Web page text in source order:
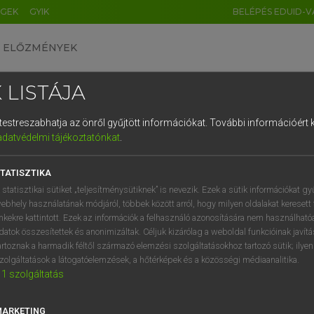
GYIK BELÉPÉS EDUID-
ELŐZMÉNYEK
uniós terminológiai szótár
VAN ELŐFIZETÉSED?
előfizetésem a teljes szócikk
NINCS ELŐFIZETÉSED?
LISTÁJA
az önről gyűjtött információkat. További információért
tájékoztatónkat.
statisztikai sütiket „teljesítménysütiknek” is nevezik. Ezek a sütik információkat
használatának módjáról, többek között arról, hogy milyen oldalakat keresett
kattintott. Ezek az információk a felhasználó azonosítására nem
összesítettek és anonimizáltak. Céljuk kizárólag a weboldal funkcióinak
a harmadik féltől származó elemzési szolgáltatásokhoz tartozó sütik;
a látogatóelemzések, a hőtérképek és a közösségi médiaanalitika.
1 szolgáltatás
DE CN FR ES IT NL
1 2 3 4 5 6 7 8 9
q w e r t z u i
a s d f g h j k l é
í y x c v b n m , .